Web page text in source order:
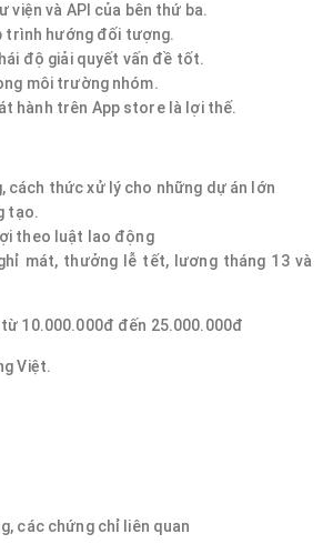
viện và API của bên thứ ba.
trình hướng đối tượng.
độ giải quyết vấn đề tốt.
môi trường nhóm.
hành trên App store là lợi thế.
cách thức xử lý cho những dự án lớn
tạo.
theo luật lao động
mát, thưởng lễ tết, lương tháng 13 và
10.000.000đ đến 25.000.000đ
Việt.
các chứng chỉ liên quan